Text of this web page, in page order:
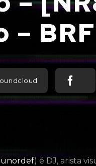
– BRF
) é DJ, arista